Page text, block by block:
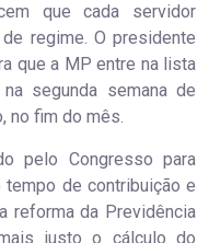
que cada servidor
regime. O presidente
que a MP entre na lista
segunda semana de
no fim do mês.
pelo Congresso para
de contribuição e
reforma da Previdência
justo o cálculo do